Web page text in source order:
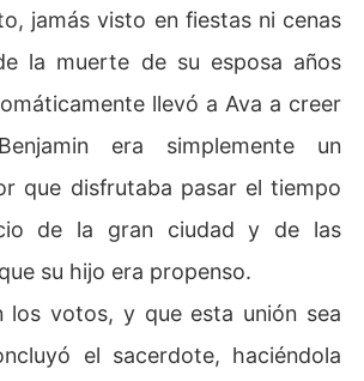
jamás visto en fiestas ni cenas
la muerte de su esposa años
llevó a Ava a creer
era simplemente un
que disfrutaba pasar el tiempo
de la gran ciudad y de las
su hijo era propenso.
los votos, y que esta unión sea
el sacerdote, haciéndola